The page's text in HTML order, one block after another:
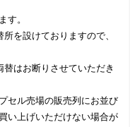
す。
を設けておりますので、
替はお断りさせていただき
セル売場の販売列にお並び
い上げいただけない場合が